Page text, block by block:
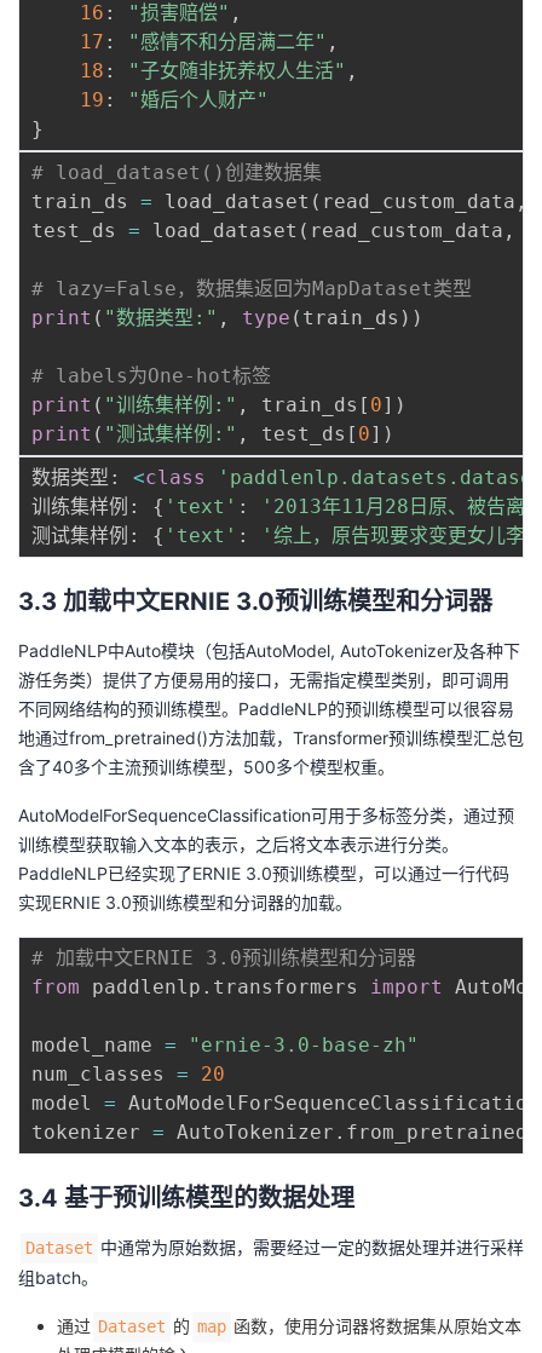
16 : "损害赔偿" ,
17 : "感情不和分居满二年" ,
18 : "子女随非抚养权人生活" ,
19 :
"婚后个人财产"
}
# load_dataset()创建数据集
train_ds = load_dataset ( read_custom_data ,
test_ds = load_dataset ( read_custom_data ,
# lazy=False，数据集返回为MapDataset类型
print ( "数据类型:" , type ( train_ds ) )
# labels为One-hot标签
print ( "训练集样例:" , train_ds [ 0] )
print ( "测试集样例:" , test_ds [ 0] )
数据类型 : <class
训练集样例 : { 'text' :
'2013年11月28日原、被告离
测试集样例 : { 'text' : '综上，原告现要求变更女儿李
3.3 加载中文ERNIE 3.0预训练模型和分词器
PaddleNLP中Auto模块（包括AutoModel, AutoTokenizer及各种下
游任务类）提供了方便易用的接口，无需指定模型类别，即可调用
不同网络结构的预训练模型。PaddleNLP的预训练模型可以很容易
地通过from_pretrained()方法加载， Transformer预训练模型汇总包
含了40多个主流预训练模型，500多个模型权重。
AutoModelForSequenceClassification可用于多标签分类，通过预
训练模型获取输入文本的表示，之后将文本表示进行分类。
PaddleNLP已经实现了ERNIE 3.0预训练模型，可以通过一行代码
实现ERNIE 3.0预训练模型和分词器的加载。
# 加载中文ERNIE 3.0预训练模型和分词器
from paddlenlp . transformers import
model_name =
"ernie-3.0-base-zh"
num_classes =
20
model = AutoModelForSequenceClassification
tokenizer = AutoTokenizer . from_pretrained
3.4 基于预训练模型的数据处理
Dataset 中通常为原始数据，需要经过一定的数据处理并进行采样
组batch。
通过 Dataset 的 map 函数，使用分词器将数据集从原始文本